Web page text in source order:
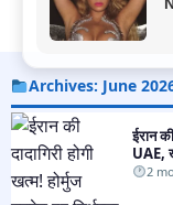
Archives: June
ईरान
UAE,
2